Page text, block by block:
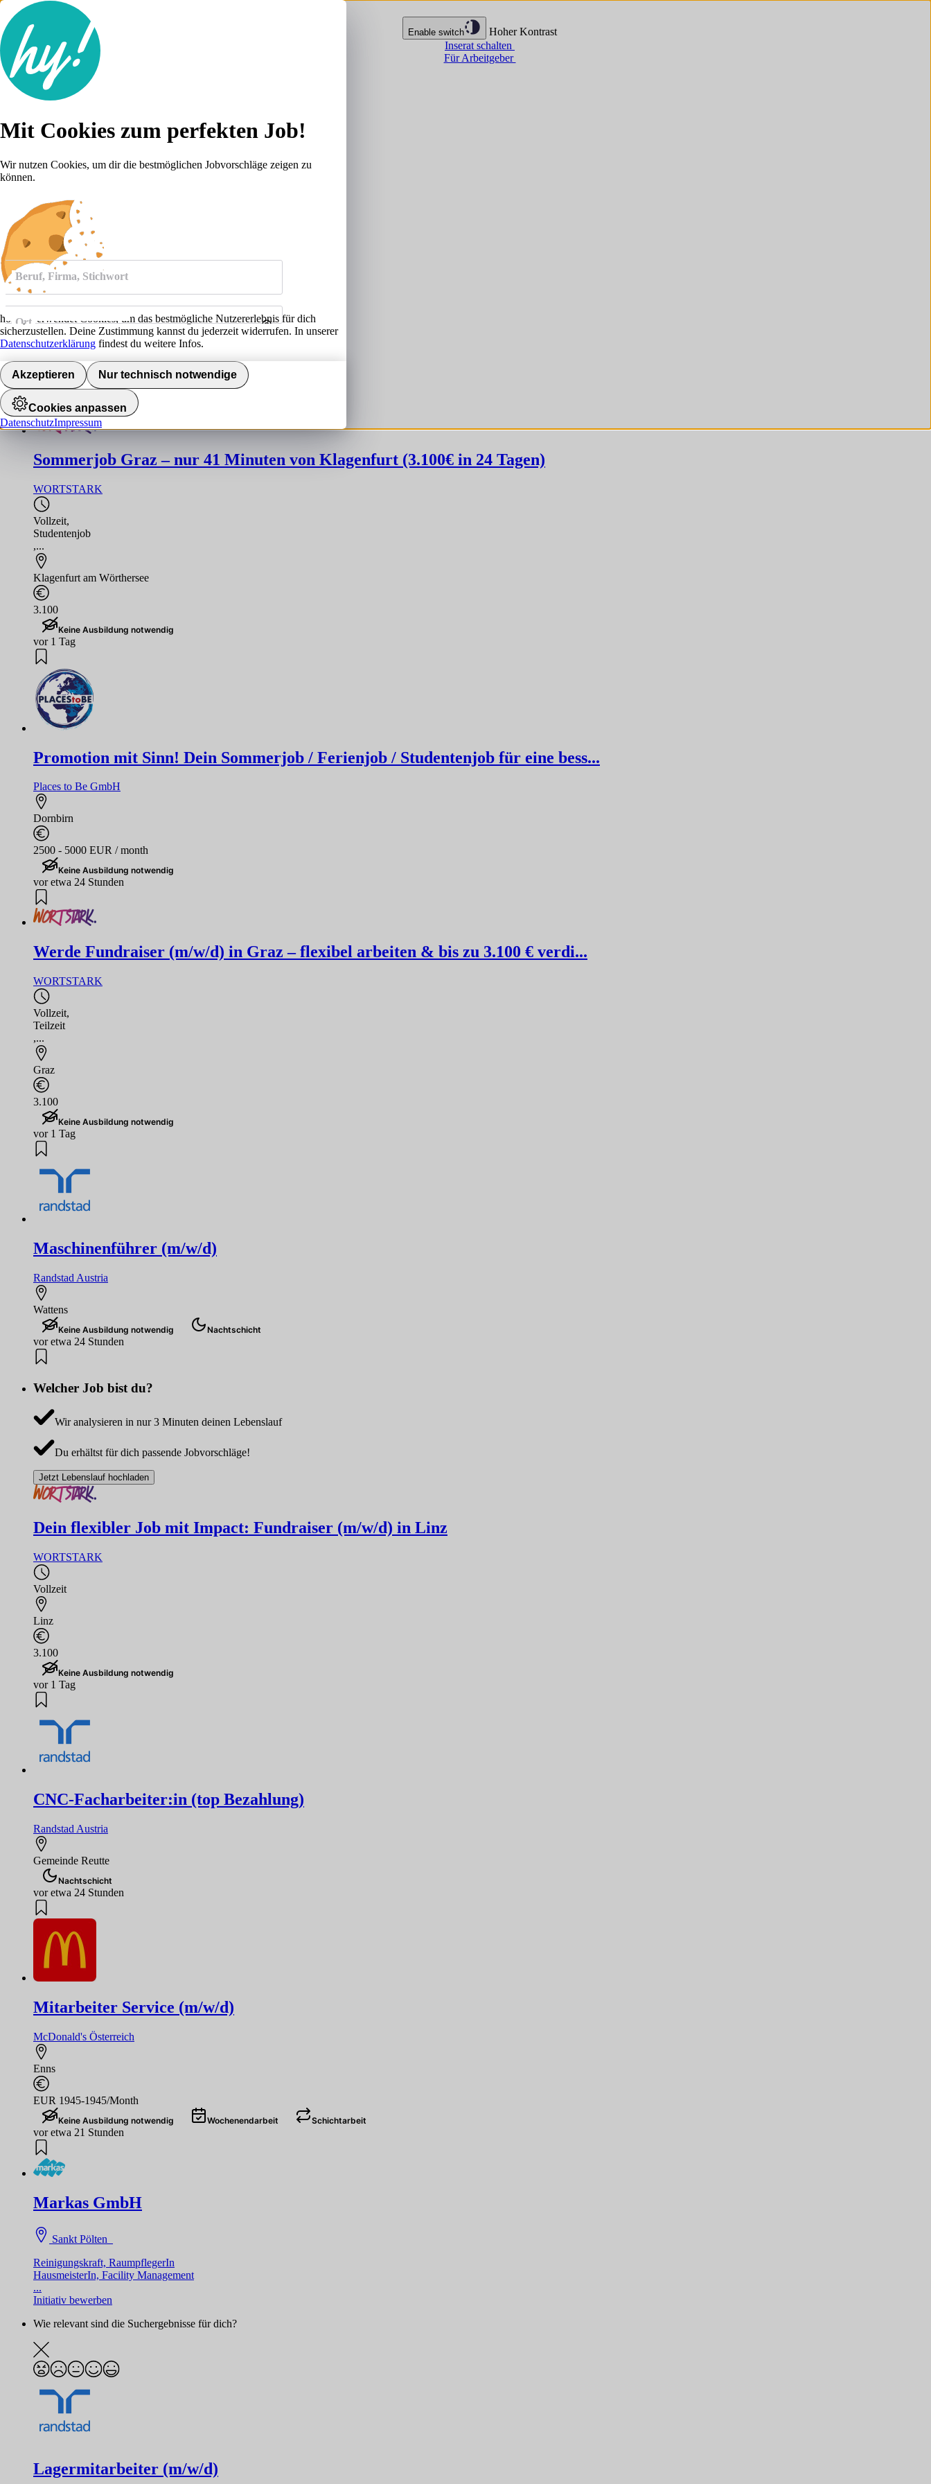
Enable switch
Hoher Kontrast
Inserat schalten
Für Arbeitgeber
Lebenslauf
Karriere-Tipps
Anmelden
Beruf, Firma, Stichwort
Ort
Umkreis
Jobs finden
8648Jobs
Sommerjob Graz – nur 41 Minuten von Klagenfurt (3.100€ in 24 Tagen)
WORTSTARK
Vollzeit,
Studentenjob
,...
Klagenfurt am Wörthersee
3.100
Keine Ausbildung notwendig
vor 1 Tag
Promotion mit Sinn! Dein Sommerjob / Ferienjob / Studentenjob für eine bess...
Places to Be GmbH
Dornbirn
2500 - 5000 EUR / month
Keine Ausbildung notwendig
vor etwa 24 Stunden
Werde Fundraiser (m/w/d) in Graz – flexibel arbeiten & bis zu 3.100 € verdi...
WORTSTARK
Vollzeit,
Teilzeit
,...
Graz
3.100
Keine Ausbildung notwendig
vor 1 Tag
Maschinenführer (m/w/d)
Randstad Austria
Wattens
Keine Ausbildung notwendig Nachtschicht
vor etwa 24 Stunden
Welcher Job bist du?
Wir analysieren in nur 3 Minuten deinen Lebenslauf
Du erhältst für dich passende Jobvorschläge!
Jetzt Lebenslauf hochladen
Dein flexibler Job mit Impact: Fundraiser (m/w/d) in Linz
WORTSTARK
Vollzeit
Linz
3.100
Keine Ausbildung notwendig
vor 1 Tag
CNC-Facharbeiter:in (top Bezahlung)
Randstad Austria
Gemeinde Reutte
Nachtschicht
vor etwa 24 Stunden
Mitarbeiter Service (m/w/d)
McDonald's Österreich
Enns
EUR 1945-1945/Month
Keine Ausbildung notwendig Wochenendarbeit Schichtarbeit
vor etwa 21 Stunden
Markas GmbH
Sankt Pölten
Reinigungskraft, RaumpflegerIn
HausmeisterIn, Facility Management
...
Initiativ bewerben
Wie relevant sind die Suchergebnisse für dich?
Lagermitarbeiter (m/w/d)
Mit Cookies zum perfekten Job!
Wir nutzen Cookies, um dir die bestmöglichen Jobvorschläge zeigen zu
können.
hokify verwendet Cookies, um das bestmögliche Nutzererlebnis für dich
sicherzustellen. Deine Zustimmung kannst du jederzeit widerrufen. In unserer
Datenschutzerklärung findest du weitere Infos.
Akzeptieren Nur technisch notwendige
Cookies anpassen
DatenschutzImpressum